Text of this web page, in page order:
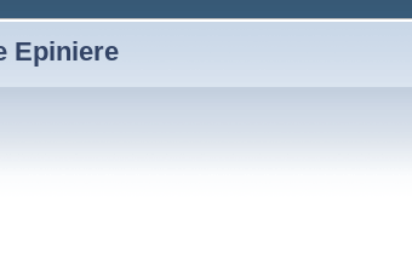
Epiniere